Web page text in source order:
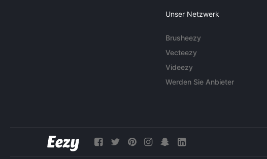
Unser Netzwerk
Brusheezy
Vecteezy
Videezy
Werden Sie Anbieter